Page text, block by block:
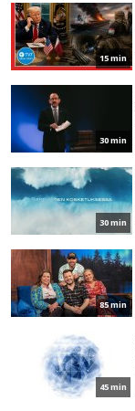
15 min
30 min
30 min
85 min
45 min